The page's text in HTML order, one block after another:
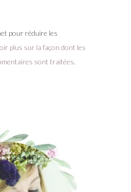
pour réduire les
plus sur la façon dont les
sont traitées.